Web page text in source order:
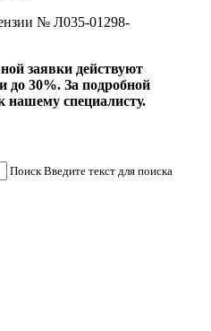
№ Л035-01298-
заявки действуют
30%. За подробной
нашему специалисту.
Поиск Введите текст для поиска